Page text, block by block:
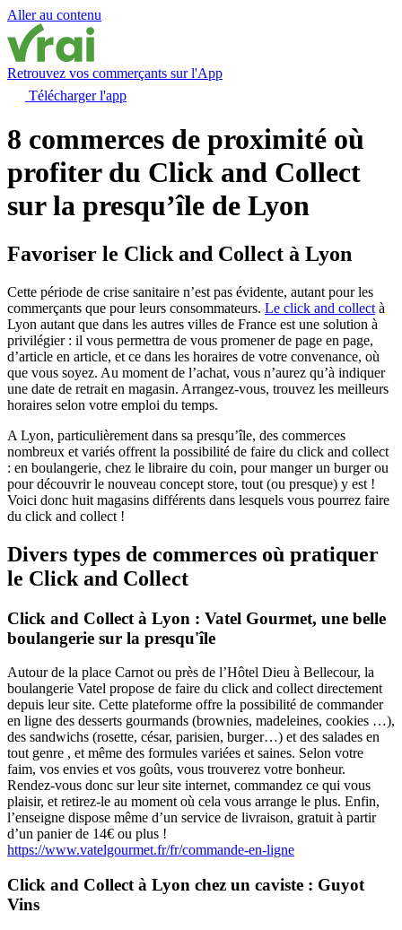
Aller au contenu
Retrouvez vos commerçants sur l'App
Télécharger l'app
8 commerces de proximité où
profiter du Click and Collect
sur la presqu’île de Lyon
Favoriser le Click and Collect à Lyon
Cette période de crise sanitaire n’est pas évidente, autant pour les
commerçants que pour leurs consommateurs. Le click and collect à
Lyon autant que dans les autres villes de France est une solution à
privilégier : il vous permettra de vous promener de page en page,
d’article en article, et ce dans les horaires de votre convenance, où
que vous soyez. Au moment de l’achat, vous n’aurez qu’à indiquer
une date de retrait en magasin. Arrangez-vous, trouvez les meilleurs
horaires selon votre emploi du temps.
A Lyon, particulièrement dans sa presqu’île, des commerces
nombreux et variés offrent la possibilité de faire du click and collect
: en boulangerie, chez le libraire du coin, pour manger un burger ou
pour découvrir le nouveau concept store, tout (ou presque) y est !
Voici donc huit magasins différents dans lesquels vous pourrez faire
du click and collect !
Divers types de commerces où pratiquer
le Click and Collect
Click and Collect à Lyon : Vatel Gourmet, une belle
boulangerie sur la presqu'île
Autour de la place Carnot ou près de l’Hôtel Dieu à Bellecour, la
boulangerie Vatel propose de faire du click and collect directement
depuis leur site. Cette plateforme offre la possibilité de commander
en ligne des desserts gourmands (brownies, madeleines, cookies …),
des sandwichs (rosette, césar, parisien, burger…) et des salades en
tout genre , et même des formules variées et saines. Selon votre
faim, vos envies et vos goûts, vous trouverez votre bonheur.
Rendez-vous donc sur leur site internet, commandez ce qui vous
plaisir, et retirez-le au moment où cela vous arrange le plus. Enfin,
l’enseigne dispose même d’un service de livraison, gratuit à partir
d’un panier de 14€ ou plus !
https://www.vatelgourmet.fr/fr/commande-en-ligne
Click and Collect à Lyon chez un caviste : Guyot
Vins